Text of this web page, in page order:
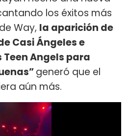
los éxitos más
Way, la aparición de
Casi Ángeles e
Angels para
generó que el
aún más.